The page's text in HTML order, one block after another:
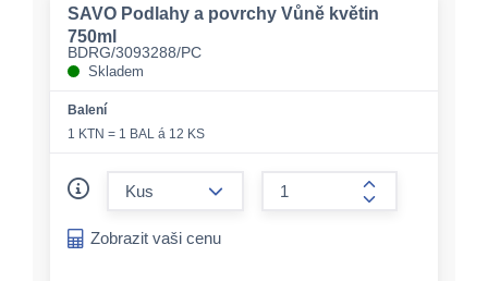
SAVO Podlahy a povrchy Vůně květin
750ml
BDRG/3093288/PC
Skladem
Balení
1 KTN = 1 BAL á 12 KS
form.increase-
Zobrazit vaši cenu